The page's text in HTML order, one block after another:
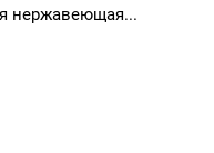
нержавеющая...